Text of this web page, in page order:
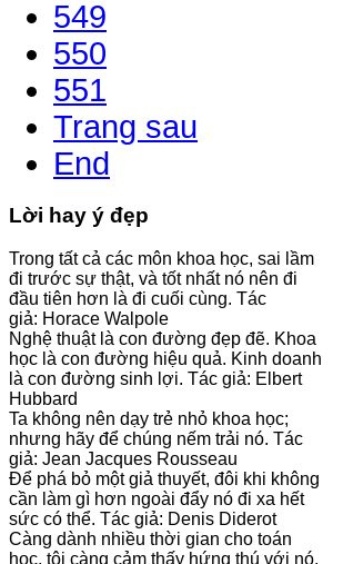
549
550
551
Trang sau
End
Lời hay ý đẹp
Trong tất cả các môn khoa học, sai lầm
đi trước sự thật, và tốt nhất nó nên đi
đầu tiên hơn là đi cuối cùng. Tác
giả: Horace Walpole
Nghệ thuật là con đường đẹp đẽ. Khoa
học là con đường hiệu quả. Kinh doanh
là con đường sinh lợi. Tác giả: Elbert
Hubbard
Ta không nên dạy trẻ nhỏ khoa học;
nhưng hãy để chúng nếm trải nó. Tác
giả: Jean Jacques Rousseau
Để phá bỏ một giả thuyết, đôi khi không
cần làm gì hơn ngoài đẩy nó đi xa hết
sức có thể. Tác giả: Denis Diderot
Càng dành nhiều thời gian cho toán
học, tôi càng cảm thấy hứng thú với nó.